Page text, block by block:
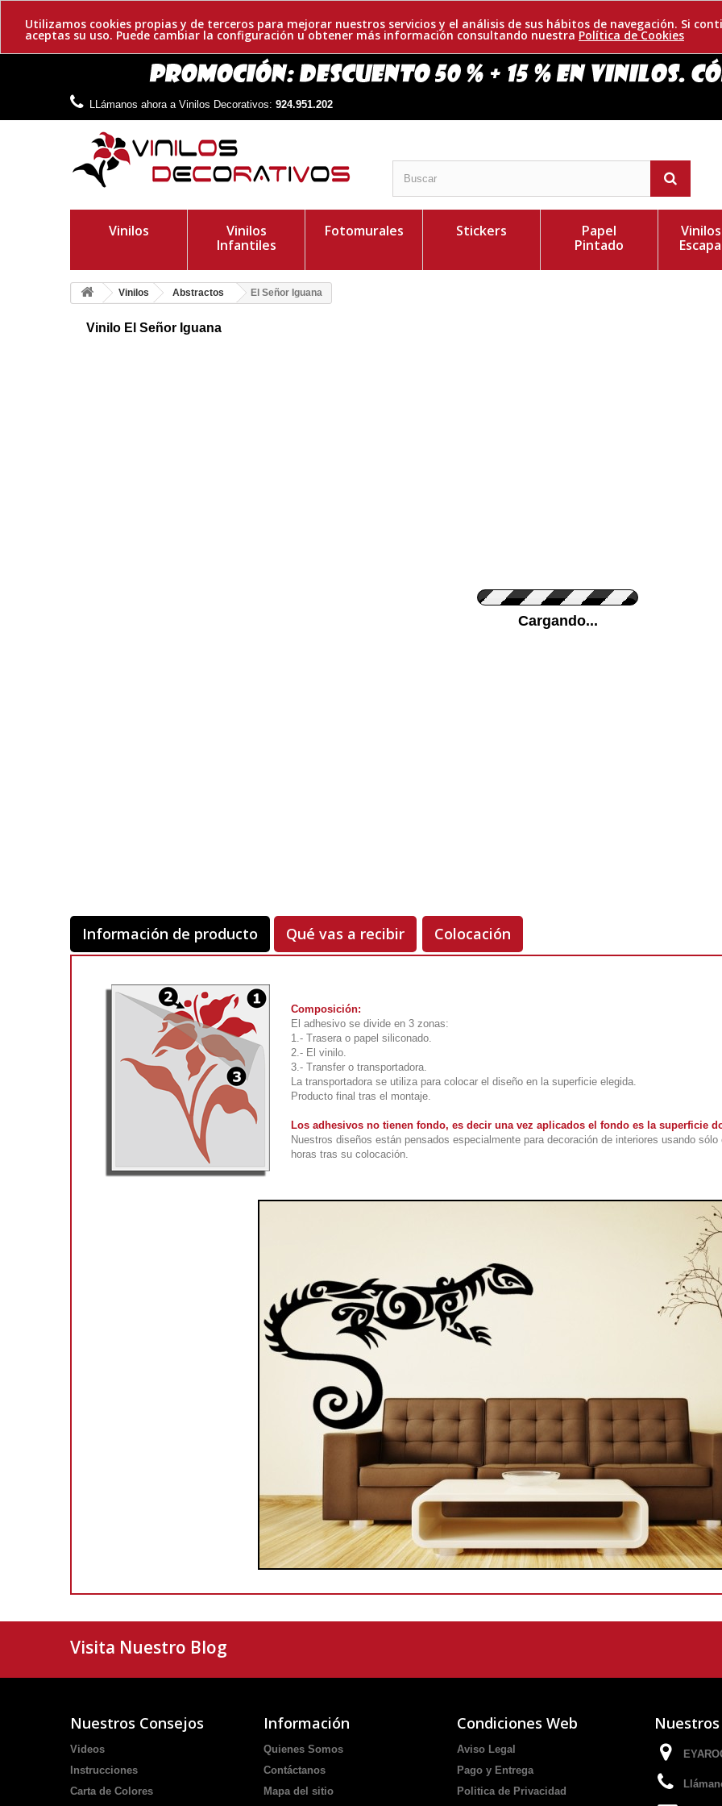
Utilizamos cookies propias y de terceros para mejorar nuestros servicios y el análisis de sus hábitos de navegación. Si
aceptas su uso. Puede cambiar la configuración u obtener más información consultando nuestra Política de Cookies
LLámanos ahora a Vinilos Decorativos: 924.951.202
Vinilos
Vinilos
Infantiles
Fotomurales Stickers
Papel
Pintado
Vinilos Abstractos El Señor Iguana
Vinilo El Señor Iguana
Cargando...
Pon tu foto de
Información de producto Qué vas a recibir Colocación
Composición:
El adhesivo se divide en 3 zonas:
1.- Trasera o papel siliconado.
2.- El vinilo.
3.- Transfer o transportadora.
La transportadora se utiliza para colocar el diseño en la superficie elegida.
Producto final tras el montaje.
Los adhesivos no tienen fondo, es decir una vez aplicados el fondo es la superficie
Nuestros diseños están pensados especialmente para decoración de interiores usando
horas tras su colocación.
Visita Nuestro Blog
Nuestros Consejos
Videos
Instrucciones
Carta de Colores
Información
Quienes Somos
Contáctanos
Mapa del sitio
Condiciones Web
Aviso Legal
Pago y Entrega
Politica de Privacidad